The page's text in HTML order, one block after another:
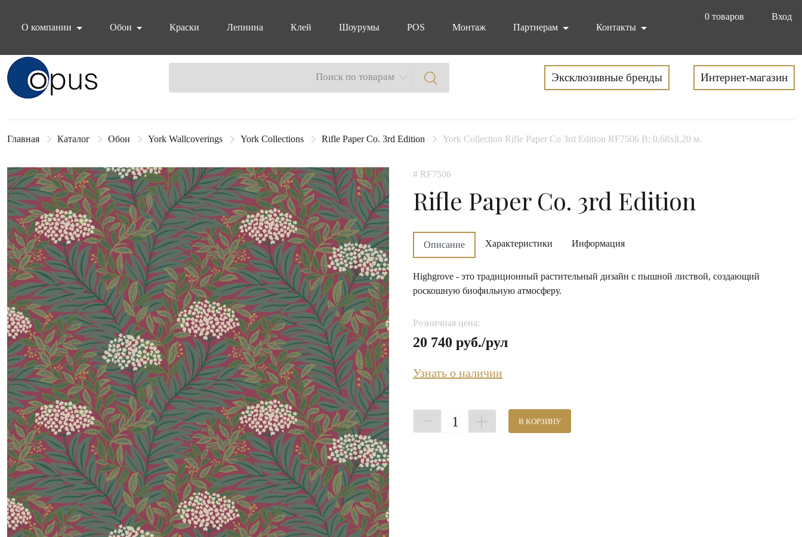
0 товаров
Вход
О компании
Обои Краски Лепнина Клей Шоурумы POS Монтаж Партнерам Контакты
Блок поиска Поиск по товарам Эксклюзивные бренды Интернет-магазин
Главная Каталог Обои York Wallcoverings York Collections Rifle Paper Co. 3rd Edition York Collection Rifle Paper Co 3rd Edition RF7506 B; 0,68x8,20 м.
# RF7506
Rifle Paper Co. 3rd Edition
Описание Характеристики Информация
Highgrove - это традиционный растительный дизайн с пышной листвой, создающий
роскошную биофильную атмосферу.
Розничная цена:
20 740 руб./рул
Узнать о наличии
1 В КОРЗИНУ